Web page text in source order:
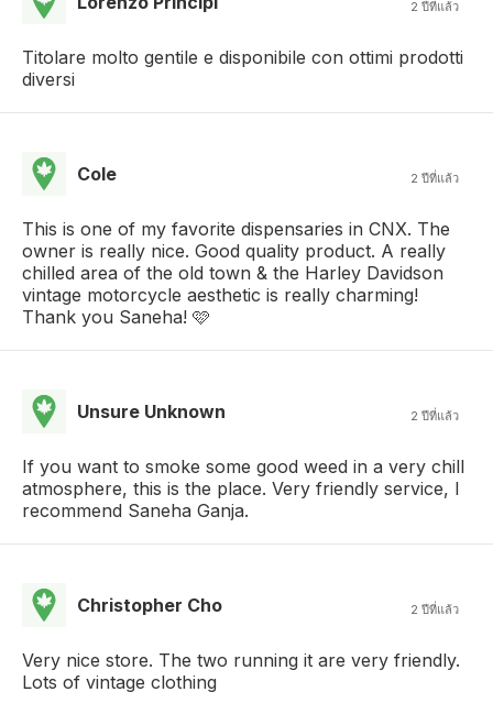
2 ปีที่แล้ว
Titolare molto gentile e disponibile con ottimi prodotti
diversi
Cole 2 ปีที่แล้ว
This is one of my favorite dispensaries in CNX. The
owner is really nice. Good quality product. A really
chilled area of the old town & the Harley Davidson
vintage motorcycle aesthetic is really charming!
Thank you Saneha! 🩷
Unsure Unknown 2 ปีที่แล้ว
If you want to smoke some good weed in a very chill
atmosphere, this is the place. Very friendly service, I
recommend Saneha Ganja.
Christopher Cho 2 ปีที่แล้ว
Very nice store. The two running it are very friendly.
Lots of vintage clothing